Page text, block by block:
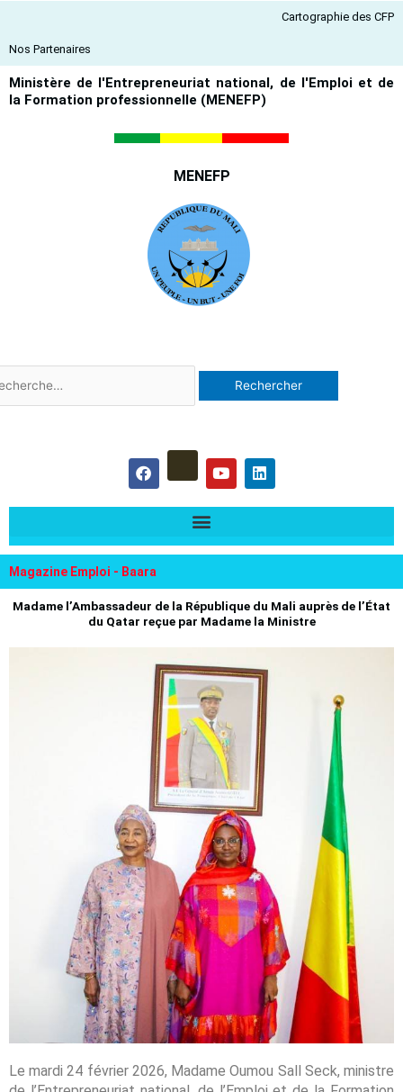
contenu
Cartographie des CFP
Nos Partenaires
Ministère de l'Entrepreneuriat national, de l'Emploi et de
la Formation professionnelle (MENEFP)
MENEFP
:
F
a
c
e
o
Y
o
u
t
e
L
i
n
k
i
Magazine Emploi - Baara
Madame l’Ambassadeur de la République du Mali auprès de l’État
du Qatar reçue par Madame la Ministre
Le mardi 24 février 2026, Madame Oumou Sall Seck, ministre